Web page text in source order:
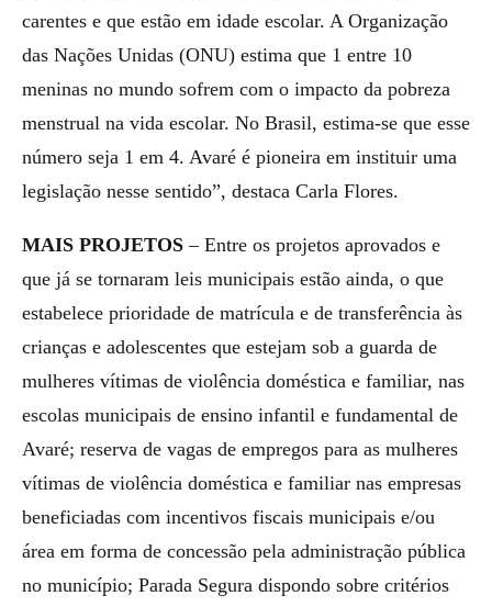
carentes e que estão em idade escolar. A Organização
das Nações Unidas (ONU) estima que 1 entre 10
meninas no mundo sofrem com o impacto da pobreza
menstrual na vida escolar. No Brasil, estima-se que esse
número seja 1 em 4. Avaré é pioneira em instituir uma
legislação nesse sentido”, destaca Carla Flores.
MAIS PROJETOS – Entre os projetos aprovados e
que já se tornaram leis municipais estão ainda, o que
estabelece prioridade de matrícula e de transferência às
crianças e adolescentes que estejam sob a guarda de
mulheres vítimas de violência doméstica e familiar, nas
escolas municipais de ensino infantil e fundamental de
Avaré; reserva de vagas de empregos para as mulheres
vítimas de violência doméstica e familiar nas empresas
beneficiadas com incentivos fiscais municipais e/ou
área em forma de concessão pela administração pública
no município; Parada Segura dispondo sobre critérios